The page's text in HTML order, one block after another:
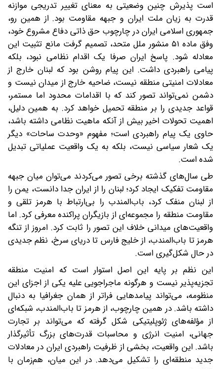
است پذیرش چنین وضعیتی به معنای تغییر تدریجی موازنه
قدرت به زیان ملت ایران و جبهه مقاومت بود. از همین رو،
جمهوری اسلامی ایران در چارچوب حق ذاتی دفاع مشروع خود،
وفق ماده ۵۱ منشور ملل متحد، تصمیم گرفت مانع تثبیت این
معادله شود. پاسخ ایران صرفا یک اقدام نظامی نبود، بلکه
پیامی راهبردی داشت. این پیام روشن بود که لبنان خارج از
معادلات امنیتی منطقه نیست، ضاحیه خارج از میدان نیست و
دشمن نمی‌تواند تصور کند که با اقدامات محدود اما مستمر،
قواعد جدیدی را بر منطقه تحمیل خواهد کرد. به همین دلیل،
اهمیت تحولات اخیر بیش از آنکه ماهیت نظامی داشته باشد،
حاوی یک پیام راهبردی است؛ مفهوم «وحدت ساحات» دیگر
یک شعار سیاسی نیست، بلکه به یک واقعیت عملیاتی تبدیل
شده است.
طی سال‌های گذشته برخی تصور می‌کردند می‌توان میان جبهه‌
مقاومت تفکیک ایجاد کرد؛ لبنان را از ایران جدا دانست، یمن را
از لبنان منفک کرد، باب‌المندب را بی‌ارتباط با هرمز تلقی و
مقاومت منطقه را مجموعه‌ای از بازیگران پراکنده معرفی کرد. اما
واقعیت‌های میدانی خلاف این تصور را ثابت کرد. امروز از تنگه
هرمز تا باب‌المندب، از خلیج فارس تا دریای سرخ، نظم جدیدی
در حال شکل‌گیری است.
این نظم بر پایه این اصل استوار است که امنیت منطقه
تجزیه‌پذیر نیست و هرگونه ماجراجویی علیه یکی از اجزای این
منظومه، می‌تواند پیامدهایی فراتر از همان جغرافیا به دنبال
داشته باشد. در همین چارچوب، از هرمز تا باب‌المندب، شبکه‌ای
از مؤلفه‌های ژئوپلیتیکی شکل گرفته که می‌تواند بر تجارت
جهانی، امنیت انرژی و محاسبات قدرت‌های بزرگ تأثیرگذار
باشد. این واقعیت، بخشی از ظرفیت راهبردی ایران در معادلات
جدید منطقه‌ای را تشکیل می‌دهد. در این میان، هم‌زمان با